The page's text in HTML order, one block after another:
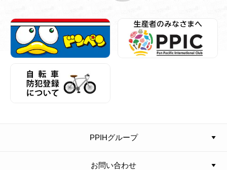
PPIHグループ
お問い合わせ